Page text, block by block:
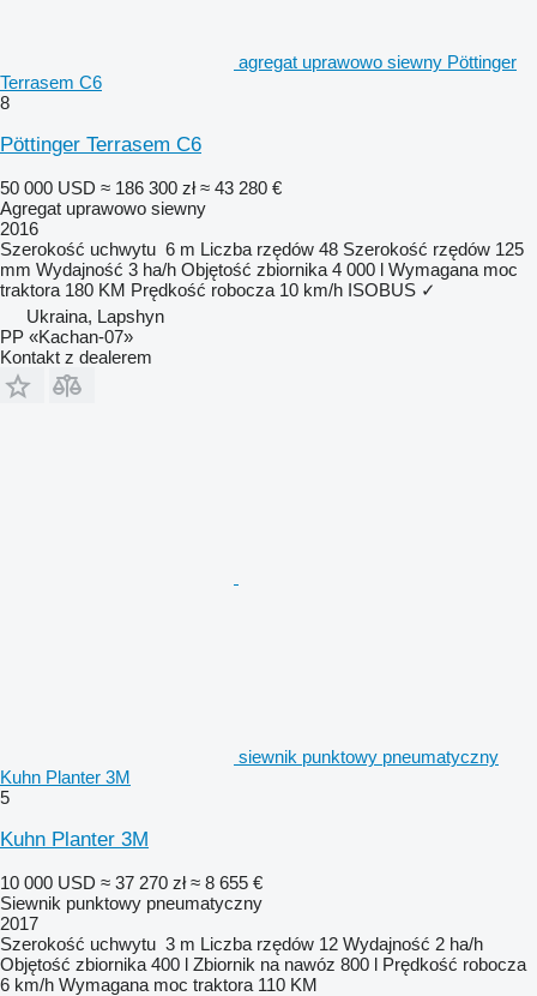
agregat uprawowo siewny Pöttinger
Terrasem C6
8
Pöttinger Terrasem C6
50 000 USD ≈ 186 300 zł ≈ 43 280 €
Agregat uprawowo siewny
2016
Szerokość uchwytu 6 m Liczba rzędów 48 Szerokość rzędów 125
mm Wydajność 3 ha/h Objętość zbiornika 4 000 l Wymagana moc
traktora 180 KM Prędkość robocza 10 km/h ISOBUS ✓
Ukraina, Lapshyn
PP «Kachan-07»
Kontakt z dealerem
siewnik punktowy pneumatyczny
Kuhn Planter 3M
5
Kuhn Planter 3M
10 000 USD ≈ 37 270 zł ≈ 8 655 €
Siewnik punktowy pneumatyczny
2017
Szerokość uchwytu 3 m Liczba rzędów 12 Wydajność 2 ha/h
Objętość zbiornika 400 l Zbiornik na nawóz 800 l Prędkość robocza
6 km/h Wymagana moc traktora 110 KM